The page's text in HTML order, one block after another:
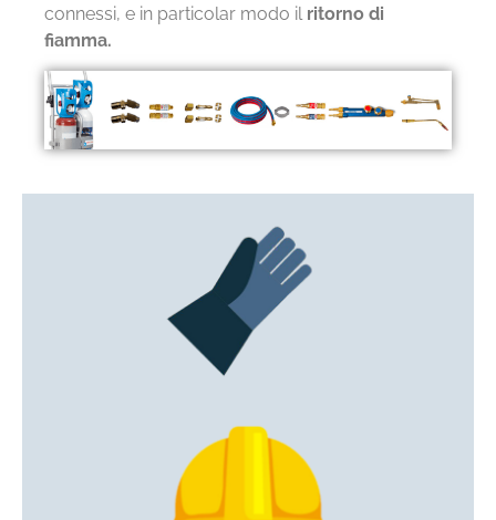
connessi, e in particolar modo il ritorno di
fiamma.